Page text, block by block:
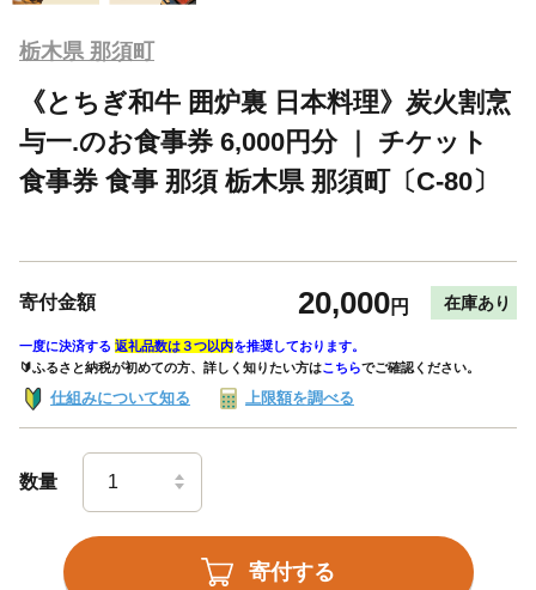
栃木県 那須町
《とちぎ和牛 囲炉裏 日本料理》炭火割烹
与一.のお食事券 6,000円分 ｜ チケット
食事券 食事 那須 栃木県 那須町〔C-80〕
寄付金額 20,000円 在庫あり
一度に決済する 返礼品数は３つ以内を推奨しております。
🔰ふるさと納税が初めての方、詳しく知りたい方はこちらでご確認ください。
仕組みについて知る 上限額を調べる
数量
寄付する